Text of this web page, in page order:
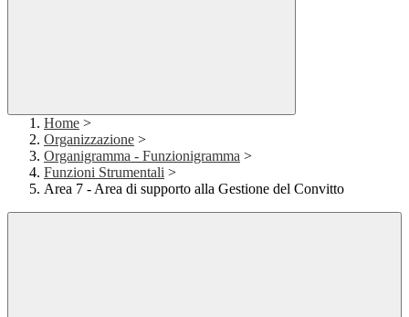
Home >
Organizzazione >
Organigramma - Funzionigramma >
Funzioni Strumentali >
Area 7 - Area di supporto alla Gestione del Convitto